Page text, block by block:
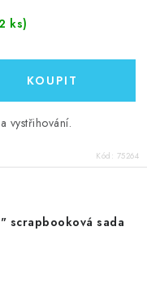
ks)
vystřihování.
Kód: 75264
scrapbooková sada